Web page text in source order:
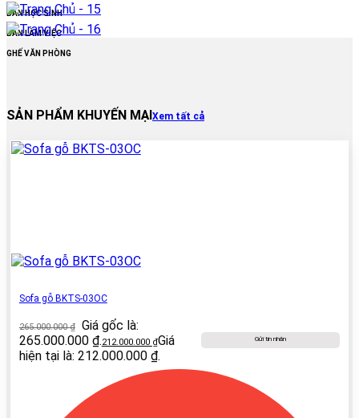
BÀN HỌC SINH
BÀN LÀM VIỆC
GHẾ VĂN PHÒNG
SẢN PHẨM KHUYẾN MẠIXem tất cả
Sofa gỗ BKTS-03OC
265.000.000₫
Giá gốc là:
265.000.000 ₫.212.000.000 ₫Giá
hiện tại là: 212.000.000 ₫.
Gửi tin nhắn